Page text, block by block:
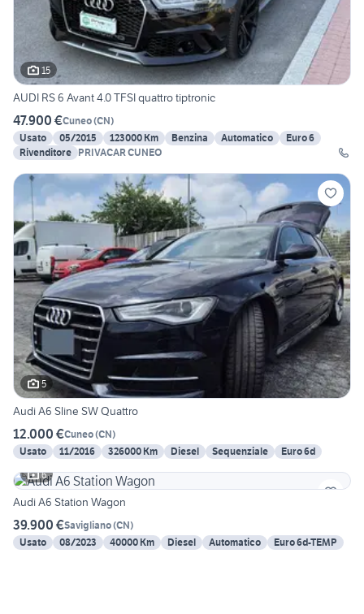
15
AUDI RS 6 Avant 4.0 TFSI quattro tiptronic
47.900 €Cuneo(CN)
Usato
05/2015 123000 Km Benzina Automatico
Euro 6
Rivenditore PRIVACAR CUNEO
5
Audi A6 Sline SW Quattro
12.000 €Cuneo(CN)
Usato
11/2016 326000 Km Diesel Sequenziale
Euro 6d
6
Audi A6 Station Wagon
39.900 €Savigliano(CN)
Usato
08/2023 40000 Km Diesel Automatico Euro 6d-TEMP